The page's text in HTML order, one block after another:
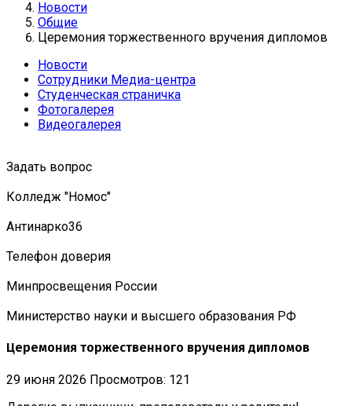
Новости
Общие
Церемония торжественного вручения дипломов
Новости
Сотрудники Медиа-центра
Студенческая страничка
Фотогалерея
Видеогалерея
Задать вопрос
Колледж "Номос"
Антинарко36
Телефон доверия
Минпросвещения России
Министерство науки и высшего образования РФ
Церемония торжественного вручения дипломов
29 июня 2026 Просмотров: 121